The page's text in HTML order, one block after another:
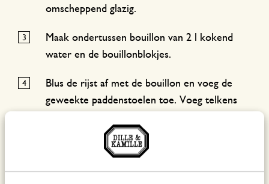
omscheppend glazig.
Maak ondertussen bouillon van 2 l kokend
water en de bouillonblokjes.
Blus de rijst af met de bouillon en voeg de
geweekte paddenstoelen toe. Voeg telkens
geabsorbeerd. Ga door tot de rijst beetgaar
is. Geen bouillon meer over? Gebruik dan wat